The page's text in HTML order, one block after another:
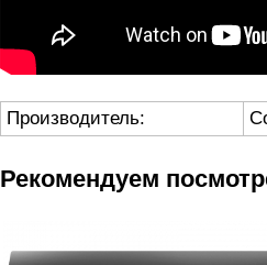
Производитель:
Рекомендуем